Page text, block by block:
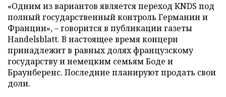
«Одним из вариантов является переход KNDS под
полный государственный контроль Германии и
Франции», – говорится в публикации газеты
Handelsblatt. В настоящее время концерн
принадлежит в равных долях французскому
государству и немецким семьям Боде и
Браунберенс. Последние планируют продать свои
доли.